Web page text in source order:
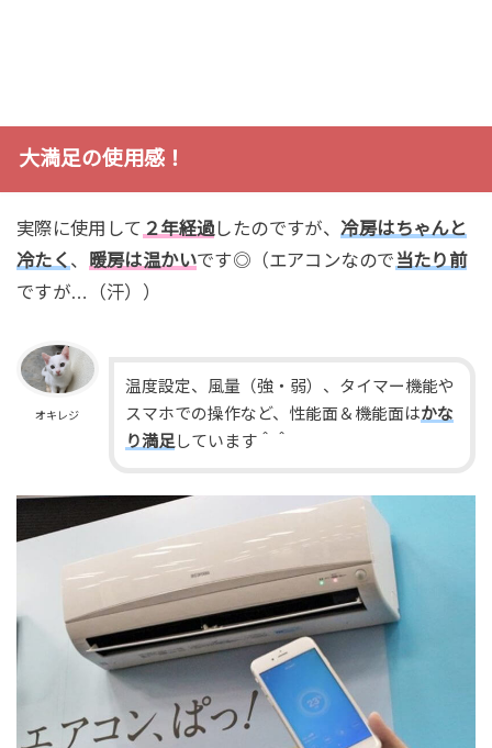
大満足の使用感！
実際に使用して ２年経過 したのですが、冷房はちゃんと
冷たく 、 暖房は温かいです◎（エアコンなので 当たり前
ですが…（汗））
オキレジ
温度設定、風量（強・弱）、タイマー機能や
スマホでの操作など、性能面＆機能面はかな
り満足しています＾＾